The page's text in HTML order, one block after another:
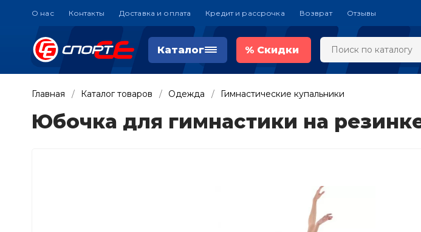
О нас Контакты Доставка и оплата Кредит и рассрочка Возврат Отзывы
Каталог % Скидки
Главная Каталог товаров Одежда Гимнастические купальники
Юбочка для гимнастики на